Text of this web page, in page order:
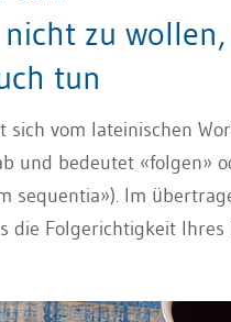
zu
tun
sich vom lateinischen
und bedeutet «folgen»
sequentia»). Im
die Folgerichtigkeit Ihres